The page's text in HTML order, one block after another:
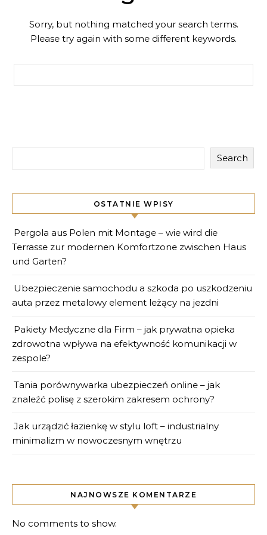
Sorry, but nothing matched your search terms.
Please try again with some different keywords.
Search
OSTATNIE WPISY
Pergola aus Polen mit Montage – wie wird die
Terrasse zur modernen Komfortzone zwischen Haus
und Garten?
Ubezpieczenie samochodu a szkoda po uszkodzeniu
auta przez metalowy element leżący na jezdni
Pakiety Medyczne dla Firm – jak prywatna opieka
zdrowotna wpływa na efektywność komunikacji w
zespole?
Tania porównywarka ubezpieczeń online – jak
znaleźć polisę z szerokim zakresem ochrony?
Jak urządzić łazienkę w stylu loft – industrialny
minimalizm w nowoczesnym wnętrzu
NAJNOWSZE KOMENTARZE
No comments to show.